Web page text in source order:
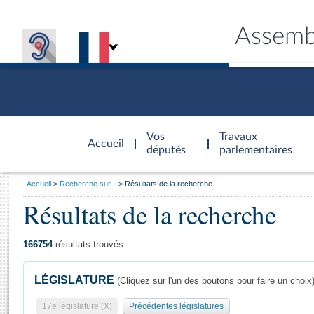
Accueil
d'accueil
Vos
députés
Travaux
parlementaires
Général
Vous
Accueil Recherche sur... Résultats de la recherche
Résultats de la recherche
166754résultats trouvés
LÉGISLATURE (Cliquez sur l'un des boutons pour faire un choix)
17e législature (X) Précédentes législatures